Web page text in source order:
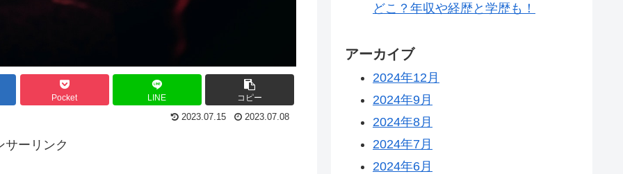
Pocket LINE コピー
2023.07.15 2023.07.08
サーリンク
どこ？年収や経歴と学歴も！
アーカイブ
2024年12月
2024年9月
2024年8月
2024年7月
2024年6月